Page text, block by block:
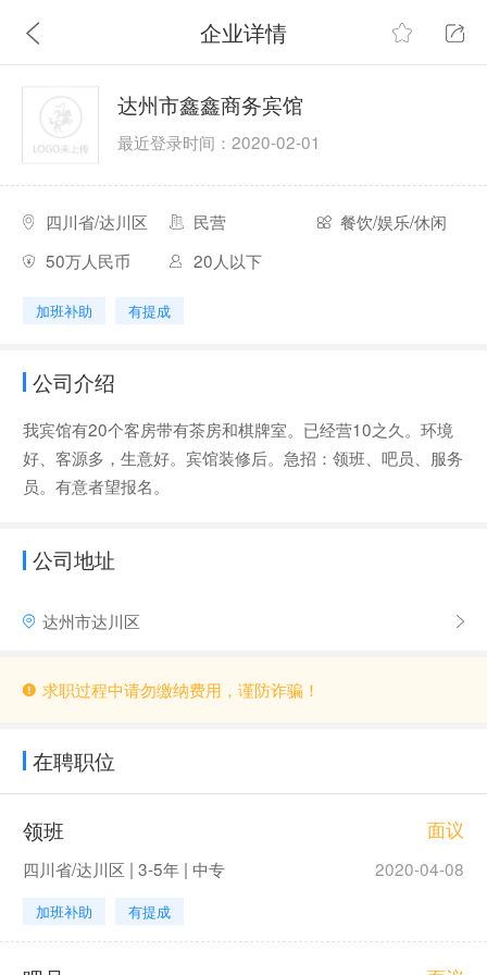
企业详情
达州市鑫鑫商务宾馆
最近登录时间：2020-02-01
四川省/达川区 民营
餐饮/娱乐/休闲
50万人民币
20人以下
加班补助 有提成
公司介绍
我宾馆有20个客房带有茶房和棋牌室。已经营10之久。环境
好、客源多，生意好。宾馆装修后。急招：领班、吧员、服务
员。有意者望报名。
公司地址
达州市达川区
求职过程中请勿缴纳费用，谨防诈骗！
在聘职位
领班 面议
四川省/达川区 | 3-5年 | 中专 2020-04-08
加班补助 有提成